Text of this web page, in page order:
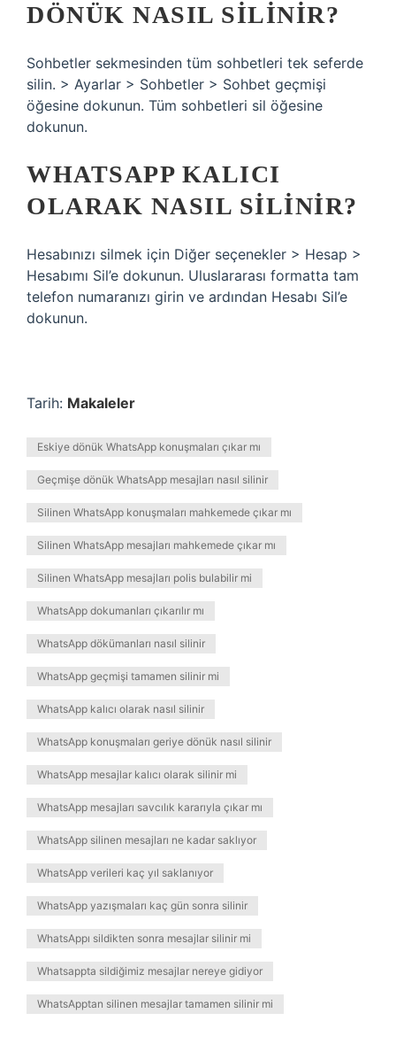
DÖNÜK NASIL SILINIR?
Sohbetler sekmesinden tüm sohbetleri tek seferde
silin. > Ayarlar > Sohbetler > Sohbet geçmişi
öğesine dokunun. Tüm sohbetleri sil öğesine
dokunun.
WHATSAPP KALICI
OLARAK NASIL SILINIR?
Hesabınızı silmek için Diğer seçenekler > Hesap >
Hesabımı Sil’e dokunun. Uluslararası formatta tam
telefon numaranızı girin ve ardından Hesabı Sil’e
dokunun.
Tarih: Makaleler
Eskiye dönük WhatsApp konuşmaları çıkar mı
Geçmişe dönük WhatsApp mesajları nasıl silinir
Silinen WhatsApp konuşmaları mahkemede çıkar mı
Silinen WhatsApp mesajları mahkemede çıkar mı
Silinen WhatsApp mesajları polis bulabilir mi
WhatsApp dokumanları çıkarılır mı
WhatsApp dökümanları nasıl silinir
WhatsApp geçmişi tamamen silinir mi
WhatsApp kalıcı olarak nasıl silinir
WhatsApp konuşmaları geriye dönük nasıl silinir
WhatsApp mesajlar kalıcı olarak silinir mi
WhatsApp mesajları savcılık kararıyla çıkar mı
WhatsApp silinen mesajları ne kadar saklıyor
WhatsApp verileri kaç yıl saklanıyor
WhatsApp yazışmaları kaç gün sonra silinir
WhatsAppı sildikten sonra mesajlar silinir mi
Whatsappta sildiğimiz mesajlar nereye gidiyor
WhatsApptan silinen mesajlar tamamen silinir mi